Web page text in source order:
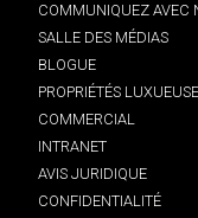
COMMUNIQUEZ AVEC
SALLE DES MÉDIAS
BLOGUE
PROPRIÉTÉS
COMMERCIAL
INTRANET
AVIS JURIDIQUE
CONFIDENTIALITÉ